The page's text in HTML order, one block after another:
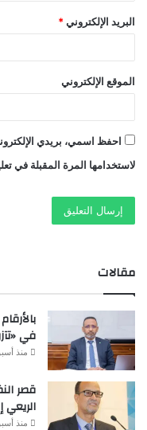
البريد الإلكتروني *
الموقع الإلكتروني
احفظ اسمي، بريدي
لاستخدامها المرة المقبلة في
مقالات
في
منذ
قصر
الريعي
منذ